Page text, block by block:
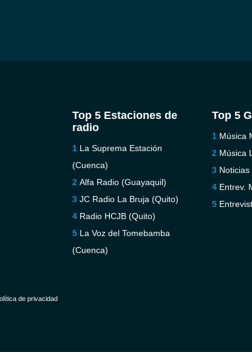
Top 5 Estaciones de
radio
La Suprema Estación
(Cuenca)
Alfa Radio (Guayaquil)
JC Radio La Bruja (Quito)
Radio HCJB (Quito)
La Voz del Tomebamba
(Cuenca)
Top 5
Música
Música
Noticias
Entrev.
de privacidad